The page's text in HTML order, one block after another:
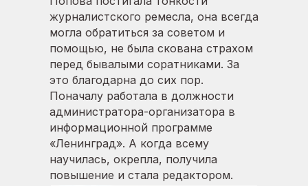
журналистского ремесла, она всегда
могла обратиться за советом и
помощью, не была скована страхом
перед бывалыми соратниками. За
это благодарна до сих пор.
Поначалу работала в должности
администратора-организатора в
информационной программе
«Ленинград». А когда всему
научилась, окрепла, получила
повышение и стала редактором.